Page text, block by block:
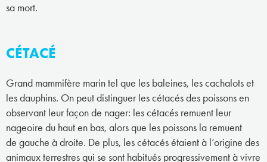
sa mort.
CÉTACÉ
Grand mammifère marin tel que les baleines, les cachalots et
les dauphins. On peut distinguer les cétacés des poissons en
observant leur façon de nager: les cétacés remuent leur
nageoire du haut en bas, alors que les poissons la remuent
de gauche à droite. De plus, les cétacés étaient à l’origine des
animaux terrestres qui se sont habitués progressivement à vivre